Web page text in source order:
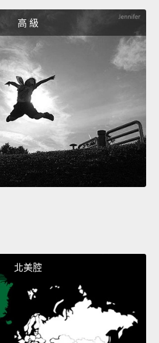
高 級
北美腔